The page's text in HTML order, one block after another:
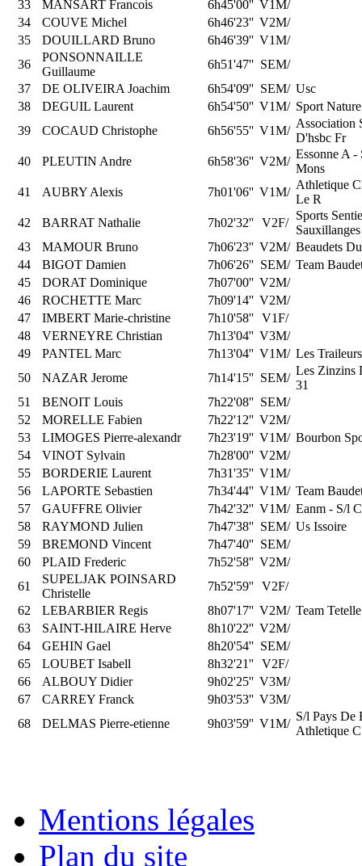
33 MANSART Francois 6h45'00'' V1M/
34
COUVE Michel 6h46'23'' V2M/
35
DOUILLARD Bruno 6h46'39'' V1M/
36
PONSONNAILLE
Guillaume
6h51'47'' SEM/
37
DE OLIVEIRA Joachim 6h54'09'' SEM/ Usc
38
DEGUIL Laurent 6h54'50'' V1M/ Sport
39
COCAUD Christophe 6h56'55'' V1M/
Association
D'hsbc Fr
40
PLEUTIN Andre 6h58'36'' V2M/
Essonne A
Mons
41
AUBRY Alexis 7h01'06'' V1M/
Athletique
Le R
42
BARRAT Nathalie 7h02'32'' V2F/
Sports
Sauxillanges
43
MAMOUR Bruno 7h06'23'' V2M/ Beaudets
44
BIGOT Damien 7h06'26'' SEM/ Team
45
DORAT Dominique 7h07'00'' V2M/
46
ROCHETTE Marc 7h09'14'' V2M/
47
IMBERT Marie-christine 7h10'58'' V1F/
48
VERNEYRE Christian 7h13'04'' V3M/
49
PANTEL Marc 7h13'04'' V1M/ Les
50
NAZAR Jerome 7h14'15'' SEM/
Les Zinzins
31
51
BENOIT Louis 7h22'08'' SEM/
52
MORELLE Fabien 7h22'12'' V2M/
53
LIMOGES Pierre-alexandr 7h23'19'' V1M/ Bourbon
54
VINOT Sylvain 7h28'00'' V2M/
55
BORDERIE Laurent 7h31'35'' V1M/
56
LAPORTE Sebastien 7h34'44'' V1M/ Team
57
GAUFFRE Olivier 7h42'32'' V1M/ Eanm - S/l
58
RAYMOND Julien 7h47'38'' SEM/ Us Issoire
59
BREMOND Vincent 7h47'40'' SEM/
60
PLAID Frederic 7h52'58'' V2M/
61
SUPELJAK POINSARD
Christelle
7h52'59'' V2F/
62
LEBARBIER Regis 8h07'17'' V2M/ Team
63
SAINT-HILAIRE Herve 8h10'22'' V2M/
64
GEHIN Gael 8h20'54'' SEM/
65
LOUBET Isabell 8h32'21'' V2F/
66
ALBOUY Didier 9h02'25'' V3M/
67
CARREY Franck 9h03'53'' V3M/
68
DELMAS Pierre-etienne 9h03'59'' V1M/
S/l Pays De
Athletique C
Mentions légales
Plan du site